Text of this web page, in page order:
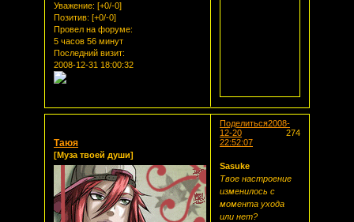
Уважение: [+0/-0]
Позитив: [+0/-0]
Провел на форуме:
5 часов 56 минут
Последний визит:
2008-12-31 18:00:32
Поделиться
274
2008-
12-20
22:52:07
Таюя
[Муза твоей души]
Sasuke
Твое настроение
изменилось с
момента ухода
или нет?